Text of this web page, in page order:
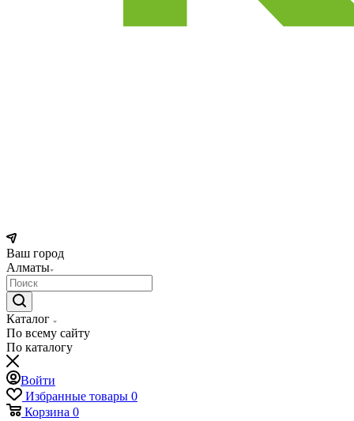
Ваш город
Алматы
Каталог
По всему сайту
По каталогу
Войти
Избранные товары 0
Корзина 0